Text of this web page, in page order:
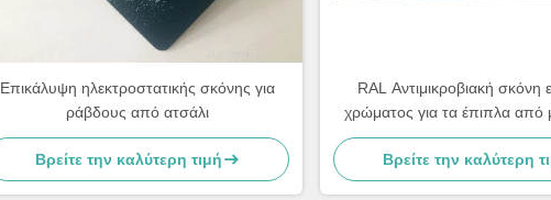
Επικάλυψη ηλεκτροστατικής σκόνης για
ράβδους από ατσάλι
Βρείτε την καλύτερη τιμή
RAL Αντιμικροβιακή σκόνη
χρώματος για τα έπιπλα από
MDF
Βρείτε την καλύτερη